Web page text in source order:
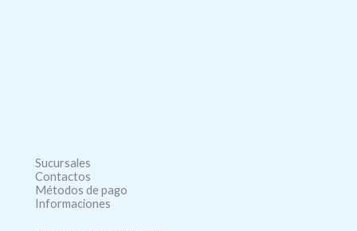
Sucursales
Contactos
Métodos de pago
Informaciones